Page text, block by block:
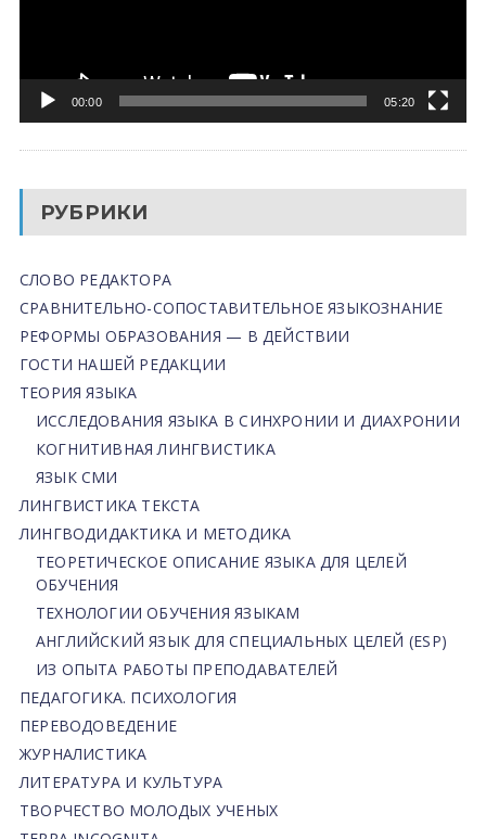
00:00 05:20
РУБРИКИ
СЛОВО РЕДАКТОРА
СРАВНИТЕЛЬНО-СОПОСТАВИТЕЛЬНОЕ ЯЗЫКОЗНАНИЕ
РЕФОРМЫ ОБРАЗОВАНИЯ — В ДЕЙСТВИИ
ГОСТИ НАШЕЙ РЕДАКЦИИ
ТЕОРИЯ ЯЗЫКА
ИССЛЕДОВАНИЯ ЯЗЫКА В СИНХРОНИИ И ДИАХРОНИИ
КОГНИТИВНАЯ ЛИНГВИСТИКА
ЯЗЫК СМИ
ЛИНГВИСТИКА ТЕКСТА
ЛИНГВОДИДАКТИКА И МЕТОДИКА
ТЕОРЕТИЧЕСКОЕ ОПИСАНИЕ ЯЗЫКА ДЛЯ ЦЕЛЕЙ
ОБУЧЕНИЯ
ТЕХНОЛОГИИ ОБУЧЕНИЯ ЯЗЫКАМ
АНГЛИЙСКИЙ ЯЗЫК ДЛЯ СПЕЦИАЛЬНЫХ ЦЕЛЕЙ (ESP)
ИЗ ОПЫТА РАБОТЫ ПРЕПОДАВАТЕЛЕЙ
ПЕДАГОГИКА. ПСИХОЛОГИЯ
ПЕРЕВОДОВЕДЕНИЕ
ЖУРНАЛИСТИКА
ЛИТЕРАТУРА И КУЛЬТУРА
ТВОРЧЕСТВО МОЛОДЫХ УЧЕНЫХ